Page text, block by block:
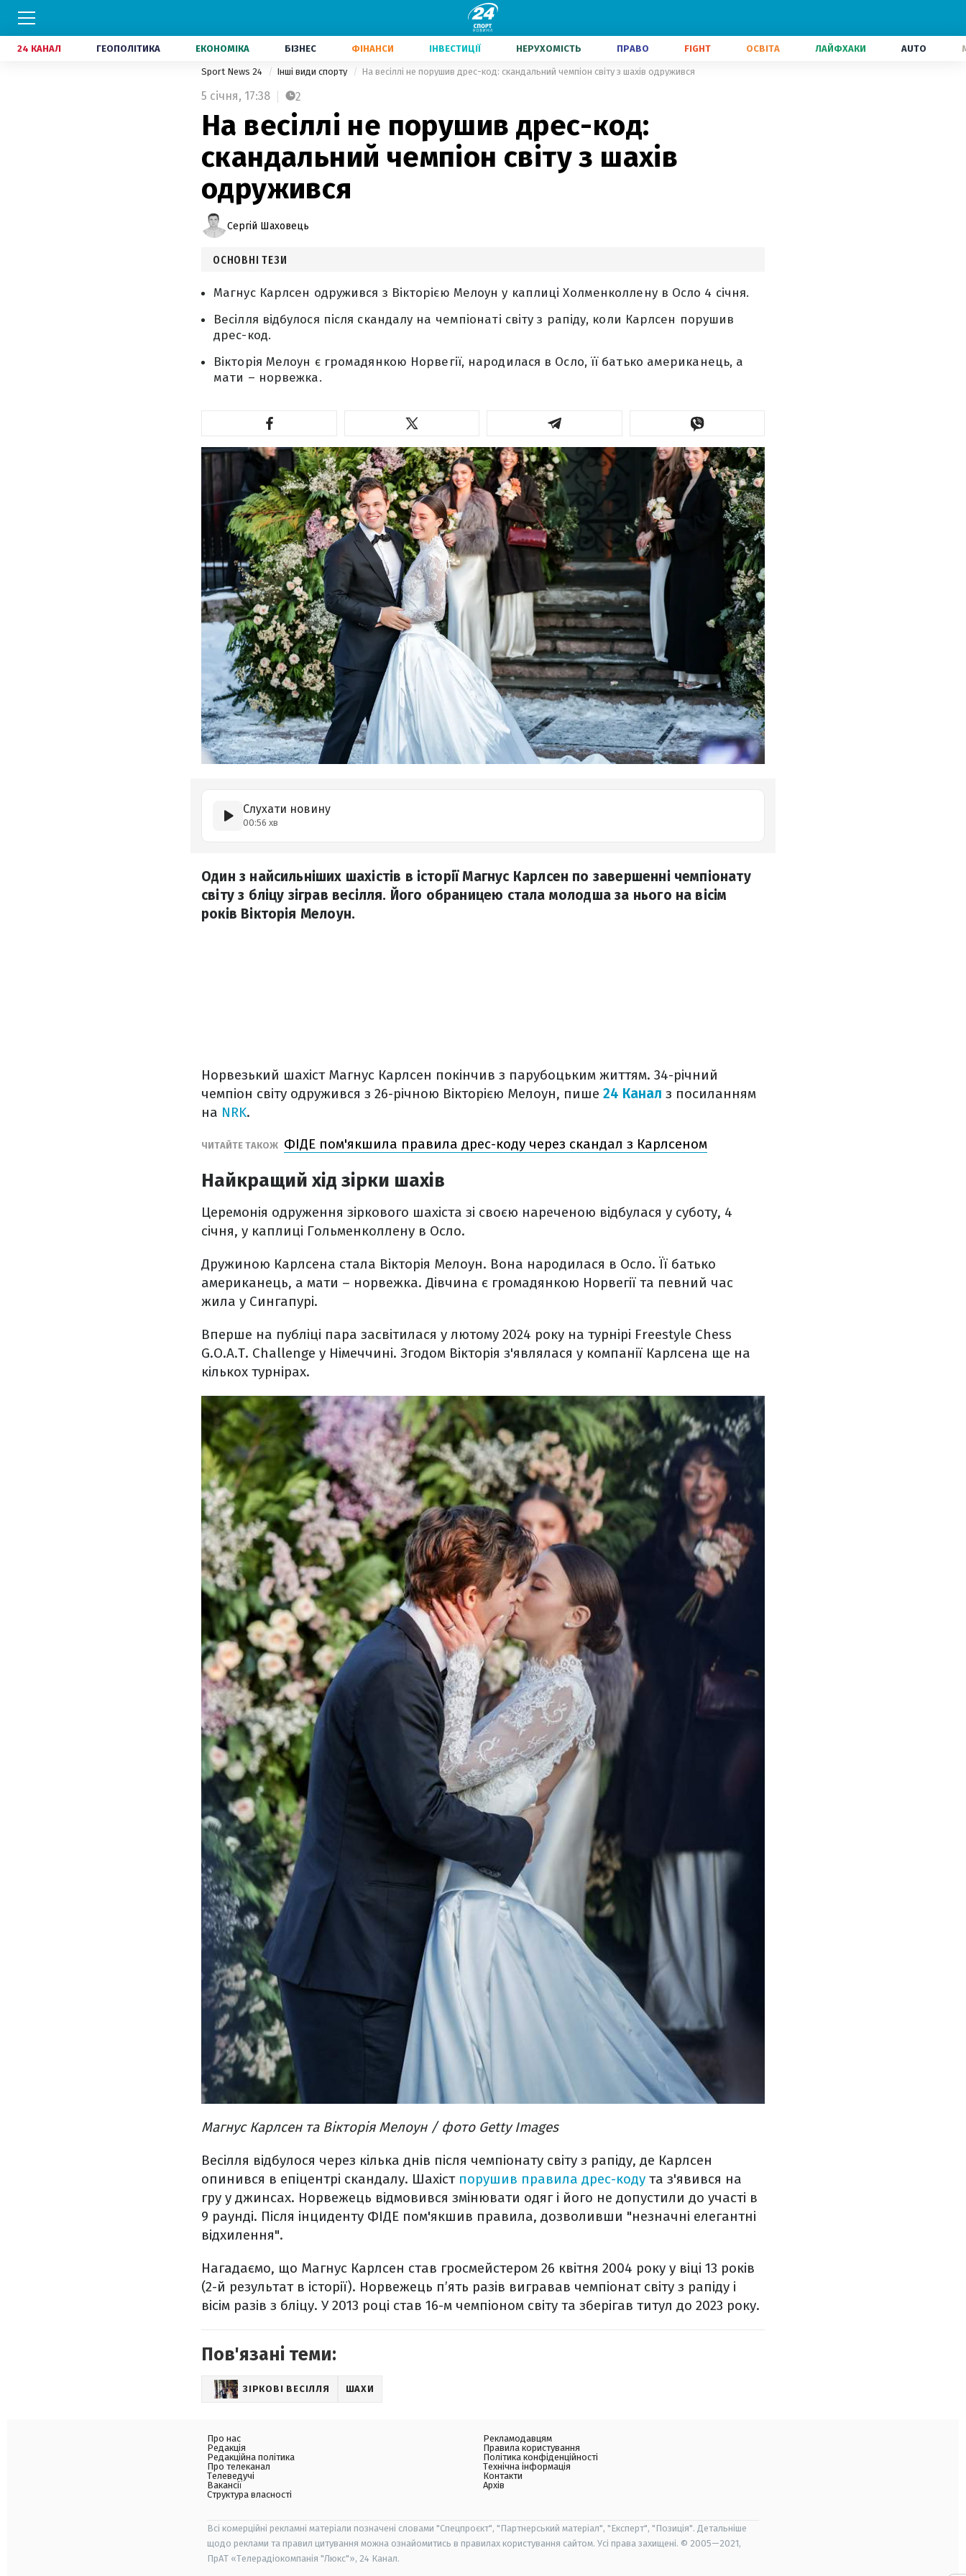
24 КАНАЛ ГЕОПОЛІТИКА ЕКОНОМІКА БІЗНЕС ФІНАНСИ ІНВЕСТИЦІЇ НЕРУХОМІСТЬ ПРАВО FIGHT ОСВІТА ЛАЙФХАКИ AUTO
Sport News 24 Інші види спорту На весіллі не порушив дрес-код: скандальний чемпіон світу з шахів одружився
5 січня, 17:38 2
На весіллі не порушив дрес-код:
скандальний чемпіон світу з шахів
одружився
Сергій Шаховець
ОСНОВНІ ТЕЗИ
Магнус Карлсен одружився з Вікторією Мелоун у каплиці Холменколлену в Осло 4 січня.
Весілля відбулося після скандалу на чемпіонаті світу з рапіду, коли Карлсен порушив
дрес-код.
Вікторія Мелоун є громадянкою Норвегії, народилася в Осло, її батько американець, а
мати – норвежка.
Слухати новину
00:56 хв
Один з найсильніших шахістів в історії Магнус Карлсен по завершенні чемпіонату
світу з бліцу зіграв весілля. Його обраницею стала молодша за нього на вісім
років Вікторія Мелоун.
Норвезький шахіст Магнус Карлсен покінчив з парубоцьким життям. 34-річний
чемпіон світу одружився з 26-річною Вікторією Мелоун, пише 24 Канал з посиланням
на NRK.
ЧИТАЙТЕ ТАКОЖ ФІДЕ пом'якшила правила дрес-коду через скандал з Карлсеном
Найкращий хід зірки шахів
Церемонія одруження зіркового шахіста зі своєю нареченою відбулася у суботу, 4
січня, у каплиці Гольменколлену в Осло.
Дружиною Карлсена стала Вікторія Мелоун. Вона народилася в Осло. Її батько
американець, а мати – норвежка. Дівчина є громадянкою Норвегії та певний час
жила у Сингапурі.
Вперше на публіці пара засвітилася у лютому 2024 року на турнірі Freestyle Chess
G.O.A.T. Challenge у Німеччині. Згодом Вікторія з'являлася у компанії Карлсена ще на
кількох турнірах.
Магнус Карлсен та Вікторія Мелоун / фото Getty Images
Весілля відбулося через кілька днів після чемпіонату світу з рапіду, де Карлсен
опинився в епіцентрі скандалу. Шахіст порушив правила дрес-коду та з'явився на
гру у джинсах. Норвежець відмовився змінювати одяг і його не допустили до участі в
9 раунді. Після інциденту ФІДЕ пом'якшив правила, дозволивши "незначні елегантні
відхилення".
Нагадаємо, що Магнус Карлсен став гросмейстером 26 квітня 2004 року у віці 13 років
(2-й результат в історії). Норвежець п’ять разів вигравав чемпіонат світу з рапіду і
вісім разів з бліцу. У 2013 році став 16-м чемпіоном світу та зберігав титул до 2023 року.
Пов'язані теми:
ЗІРКОВІ ВЕСІЛЛЯ ШАХИ
Про нас
Редакція
Редакційна політика
Про телеканал
Телеведучі
Вакансії
Структура власності
Рекламодавцям
Правила користування
Політика конфіденційності
Технічна інформація
Контакти
Архів
Всі комерційні рекламні матеріали позначені словами "Спецпроєкт", "Партнерський матеріал", "Експерт", "Позиція". Детальніше
щодо реклами та правил цитування можна ознайомитись в правилах користування сайтом. Усі права захищені. © 2005—2021,
ПрАТ «Телерадіокомпанія "Люкс"», 24 Канал.